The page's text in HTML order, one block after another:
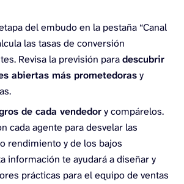
del embudo en la pestaña “Canal
las tasas de conversión
Revisa la previsión paradescubrir
abiertas más prometedorasy
de cada vendedory compárelos.
cada agente para desvelar las
rendimiento y de los bajos
información te ayudará a diseñar y
prácticas para el equipo de ventas